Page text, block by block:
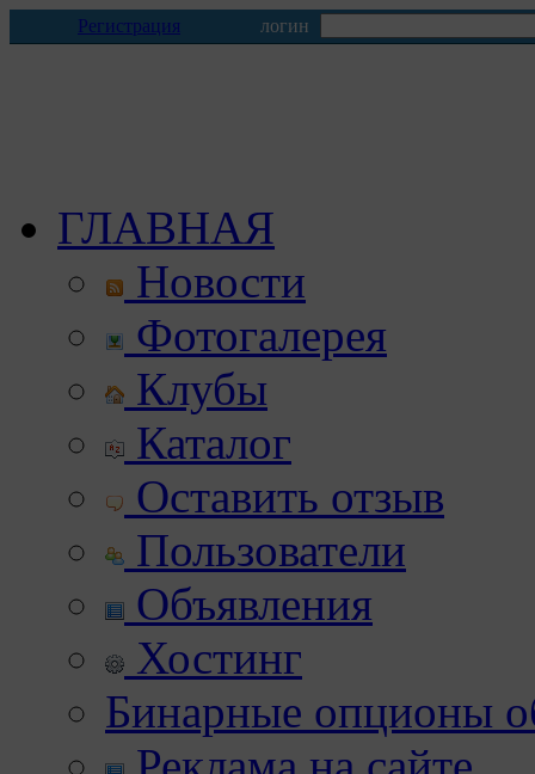
Регистрация логин
ГЛАВНАЯ
Новости
Фотогалерея
Клубы
Каталог
Оставить отзыв
Пользователи
Объявления
Хостинг
Бинарные опционы